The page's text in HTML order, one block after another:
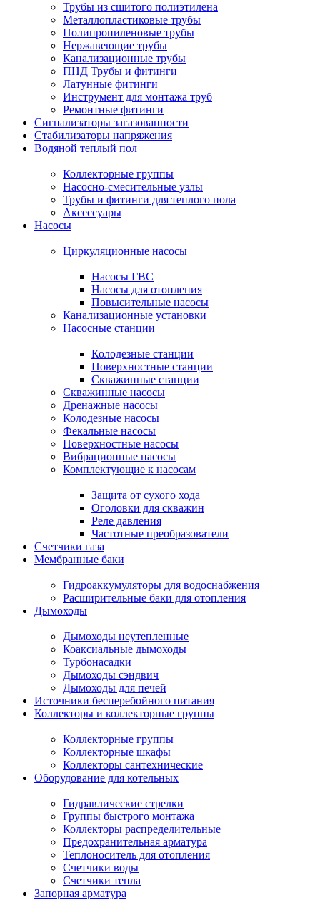
Трубы из сшитого полиэтилена
Металлопластиковые трубы
Полипропиленовые трубы
Нержавеющие трубы
Канализационные трубы
ПНД Трубы и фитинги
Латунные фитинги
Инструмент для монтажа труб
Ремонтные фитинги
Сигнализаторы загазованности
Стабилизаторы напряжения
Водяной теплый пол
Коллекторные группы
Насосно-смесительные узлы
Трубы и фитинги для теплого пола
Аксессуары
Насосы
Циркуляционные насосы
Насосы ГВС
Насосы для отопления
Повысительные насосы
Канализационные установки
Насосные станции
Колодезные станции
Поверхностные станции
Скважинные станции
Скважинные насосы
Дренажные насосы
Колодезные насосы
Фекальные насосы
Поверхностные насосы
Вибрационные насосы
Комплектующие к насосам
Защита от сухого хода
Оголовки для скважин
Реле давления
Частотные преобразователи
Счетчики газа
Мембранные баки
Гидроаккумуляторы для водоснабжения
Расширительные баки для отопления
Дымоходы
Дымоходы неутепленные
Коаксиальные дымоходы
Турбонасадки
Дымоходы сэндвич
Дымоходы для печей
Источники бесперебойного питания
Коллекторы и коллекторные группы
Коллекторные группы
Коллекторные шкафы
Коллекторы сантехнические
Оборудование для котельных
Гидравлические стрелки
Группы быстрого монтажа
Коллекторы распределительные
Предохранительная арматура
Теплоноситель для отопления
Счетчики воды
Счетчики тепла
Запорная арматура